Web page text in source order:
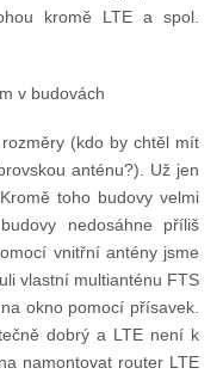
kromě LTE a spol.
v budovách
(kdo by chtěl mít
anténu?). Už jen
toho budovy velmi
nedosáhne příliš
vnitřní antény jsme
vlastní multianténu FTS
okno pomocí přísavek.
dobrý a LTE není k
namontovat router LTE